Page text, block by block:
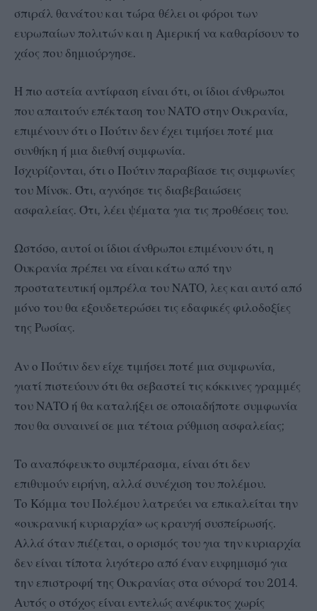
σπιράλ θανάτου και τώρα θέλει οι φόροι των
ευρωπαίων πολιτών και η Αμερική να καθαρίσουν το
χάος που δημιούργησε.
Η πιο αστεία αντίφαση είναι ότι, οι ίδιοι άνθρωποι
που απαιτούν επέκταση του ΝΑΤΟ στην Ουκρανία,
επιμένουν ότι ο Πούτιν δεν έχει τιμήσει ποτέ μια
συνθήκη ή μια διεθνή συμφωνία.
Ισχυρίζονται, ότι ο Πούτιν παραβίασε τις συμφωνίες
του Μίνσκ. Ότι, αγνόησε τις διαβεβαιώσεις
ασφαλείας. Ότι, λέει ψέματα για τις προθέσεις του.
Ωστόσο, αυτοί οι ίδιοι άνθρωποι επιμένουν ότι, η
Ουκρανία πρέπει να είναι κάτω από την
προστατευτική ομπρέλα του ΝΑΤΟ, λες και αυτό από
μόνο του θα εξουδετερώσει τις εδαφικές φιλοδοξίες
της Ρωσίας.
Αν ο Πούτιν δεν είχε τιμήσει ποτέ μια συμφωνία,
γιατί πιστεύουν ότι θα σεβαστεί τις κόκκινες γραμμές
του ΝΑΤΟ ή θα καταλήξει σε οποιαδήποτε συμφωνία
που θα συναινεί σε μια τέτοια ρύθμιση ασφαλείας;
Το αναπόφευκτο συμπέρασμα, είναι ότι δεν
επιθυμούν ειρήνη, αλλά συνέχιση του πολέμου.
Το Κόμμα του Πολέμου λατρεύει να επικαλείται την
«ουκρανική κυριαρχία» ως κραυγή συσπείρωσής.
Αλλά όταν πιέζεται, ο ορισμός του για την κυριαρχία
δεν είναι τίποτα λιγότερο από έναν ευφημισμό για
την επιστροφή της Ουκρανίας στα σύνορά του 2014.
Αυτός ο στόχος είναι εντελώς ανέφικτος χωρίς